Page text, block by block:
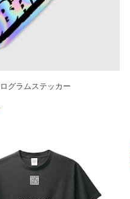
グラムステッカー